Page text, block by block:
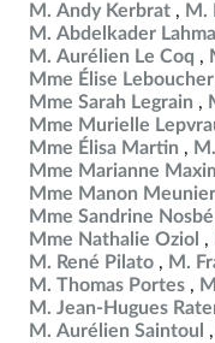
M. Andy Kerbrat
M.
M. Abdelkader
M. Aurélien Le Coq
Mme Élise Leboucher
Mme Sarah Legrain
Mme Murielle
Mme Élisa Martin
Mme Marianne
Mme Manon Meunier
Mme Sandrine Nosbé
Mme Nathalie Oziol
M. René Pilato
M.
M. Thomas Portes
M. Jean-Hugues
M. Aurélien Saintoul